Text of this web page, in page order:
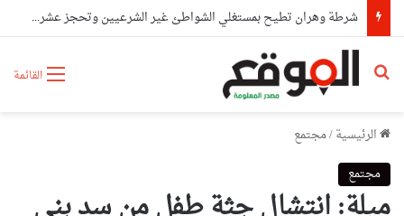
شرطة وهران تطيح بمستغلي الشواطئ غير الشرعيين وتحجز عشرات الكراسي والطاولات والشمسيات
القائمة بحث عن
الرئيسية/مجتمع
مجتمع